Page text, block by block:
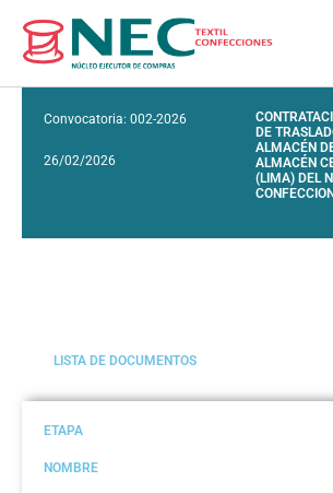
content
Convocatoria: 002-2026
26/02/2026
DE
ALMACÉN
ALMACÉN
(LIMA) DEL
LISTA DE DOCUMENTOS
ETAPA
NOMBRE